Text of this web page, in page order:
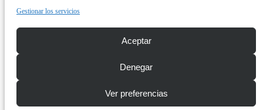
Gestionar los servicios
Aceptar
Denegar
Ver preferencias
INFORMACIÓN
Descarga dossier